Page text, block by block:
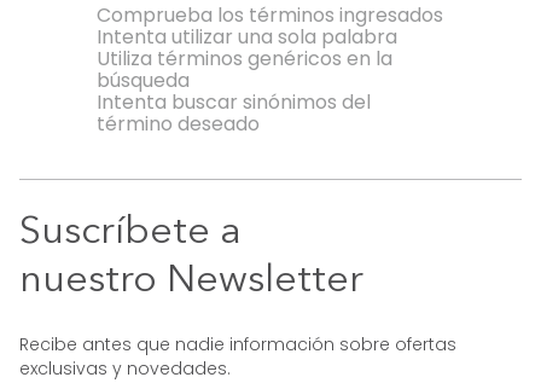
Comprueba los términos ingresados
Intenta utilizar una sola palabra
Utiliza términos genéricos en la
búsqueda
Intenta buscar sinónimos del
término deseado
Suscríbete a
nuestro Newsletter
Recibe antes que nadie información sobre ofertas
exclusivas y novedades.
Cama
Mesa Centro
Mesa Noche